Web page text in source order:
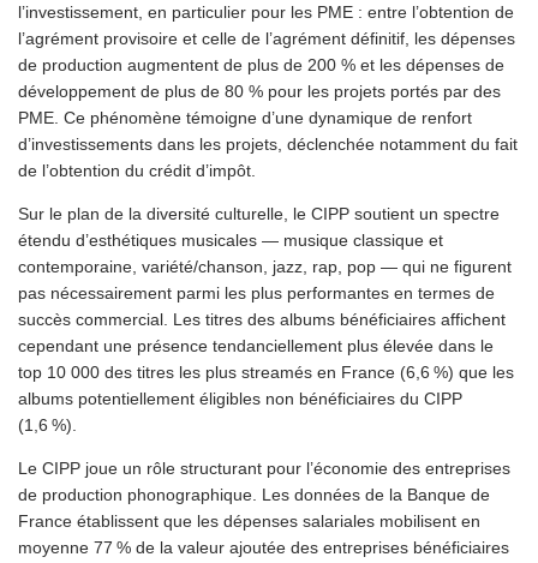
l’investissement, en particulier pour les PME : entre l’obtention de
l’agrément provisoire et celle de l’agrément définitif, les dépenses
de production augmentent de plus de 200 % et les dépenses de
développement de plus de 80 % pour les projets portés par des
PME. Ce phénomène témoigne d’une dynamique de renfort
d’investissements dans les projets, déclenchée notamment du fait
de l’obtention du crédit d’impôt.
Sur le plan de la diversité culturelle, le CIPP soutient un spectre
étendu d’esthétiques musicales — musique classique et
contemporaine, variété/chanson, jazz, rap, pop — qui ne figurent
pas nécessairement parmi les plus performantes en termes de
succès commercial. Les titres des albums bénéficiaires affichent
cependant une présence tendanciellement plus élevée dans le
top 10 000 des titres les plus streamés en France (6,6 %) que les
albums potentiellement éligibles non bénéficiaires du CIPP
(1,6 %).
Le CIPP joue un rôle structurant pour l’économie des entreprises
de production phonographique. Les données de la Banque de
France établissent que les dépenses salariales mobilisent en
moyenne 77 % de la valeur ajoutée des entreprises bénéficiaires